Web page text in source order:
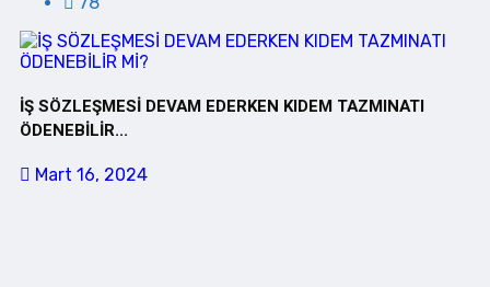
İŞ SÖZLEŞMESİ DEVAM EDERKEN KIDEM TAZMINATI
ÖDENEBİLİR...
Mart 16, 2024